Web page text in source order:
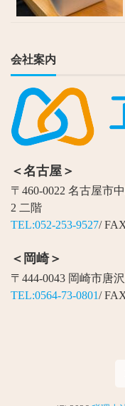
会社案内
＜名古屋＞
〒460-0022 名古屋市
2 二階
TEL:052-253-9527/
＜岡崎＞
〒444-0043 岡崎市唐
TEL:0564-73-0801/